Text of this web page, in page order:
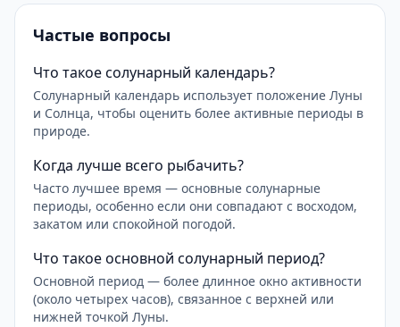
Частые вопросы
Что такое солунарный календарь?
Солунарный календарь использует положение Луны
и Солнца, чтобы оценить более активные периоды в
природе.
Когда лучше всего рыбачить?
Часто лучшее время — основные солунарные
периоды, особенно если они совпадают с восходом,
закатом или спокойной погодой.
Что такое основной солунарный период?
Основной период — более длинное окно активности
(около четырех часов), связанное с верхней или
нижней точкой Луны.